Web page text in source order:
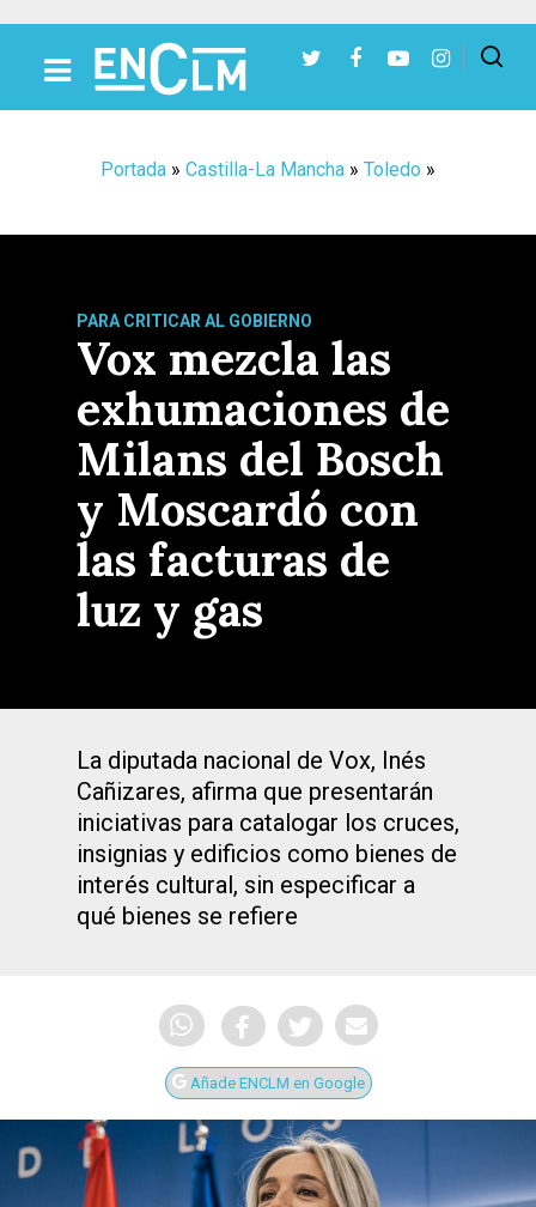
Portada » Castilla-La Mancha » Toledo »
PARA CRITICAR AL GOBIERNO
Vox mezcla las
exhumaciones de
Milans del Bosch
y Moscardó con
las facturas de
luz y gas
La diputada nacional de Vox, Inés
Cañizares, afirma que presentarán
iniciativas para catalogar los cruces,
insignias y edificios como bienes de
interés cultural, sin especificar a
qué bienes se refiere
Añade ENCLM en Google